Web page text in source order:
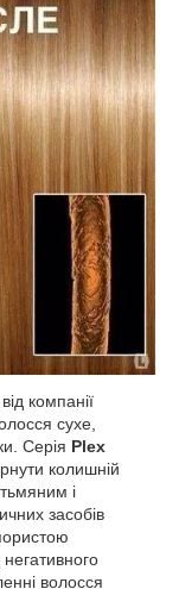
від компанії
сухе,
Серія Plex
колишній
і
засобів
волосся